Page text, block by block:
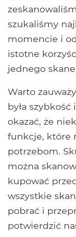
szukaliśmy
momencie i
istotne
jednego
Warto
była szybkość
okazać, że
funkcje, które
potrzebom.
można
kupować
wszystkie
pobrać i
potwierdzić